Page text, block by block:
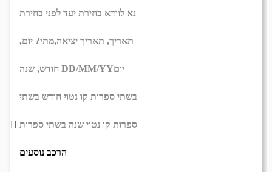
נא לוודא בחירת יעד לפני בחירת
תאריך, תאריך יציאה,מתי? יום,
DD/MM/YYיום
בשתי ספרות קו נטוי חודש בשתי
ספרות קו נטוי שנה בשתי ספרות
הרכב נוסעים